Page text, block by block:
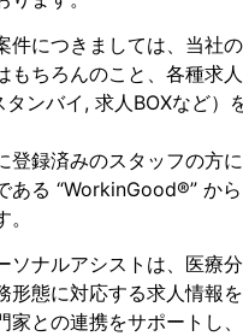
件につきましては、当社
もちろんのこと、各種求
タンバイ, 求人BOXなど）
登録済みのスタッフの方
ある “WorkinGood®” か
ソナルアシストは、医療
形態に対応する求人情報
家との連携をサポートし